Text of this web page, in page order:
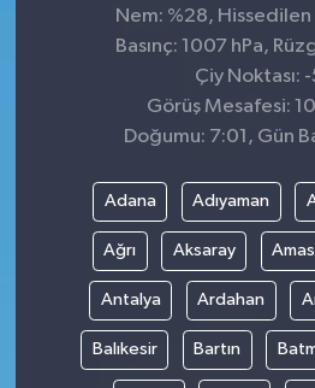
Nem: %28, Hissedilen
Basınç: 1007 hPa,
Çiy Noktası:
Görüş Mesafesi:
Doğumu: 7:01, Gün
Adana Adıyaman
Ağrı Aksaray
Antalya Ardahan
Balıkesir Bartın